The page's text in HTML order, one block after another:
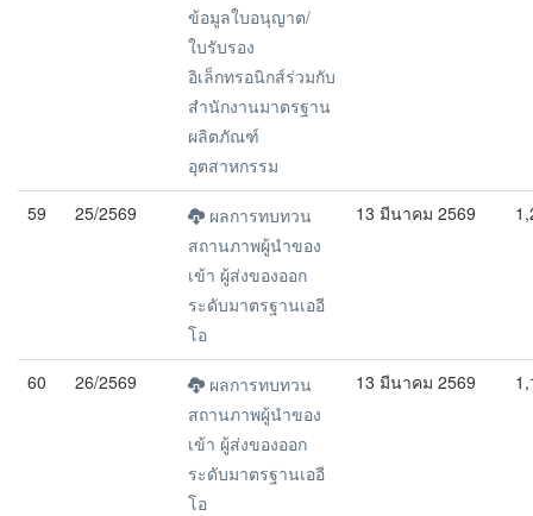
ข้อมูลใบอนุญาต/
ใบรับรอง
อิเล็กทรอนิกส์ร่วมกับ
สำนักงานมาตรฐาน
ผลิตภัณฑ์
อุตสาหกรรม
59 25/2569
ผลการทบทวน
สถานภาพผู้นำของ
เข้า ผู้ส่งของออก
ระดับมาตรฐานเออี
โอ
13 มีนาคม 2569
60 26/2569
ผลการทบทวน
สถานภาพผู้นำของ
เข้า ผู้ส่งของออก
ระดับมาตรฐานเออี
โอ
13 มีนาคม 2569